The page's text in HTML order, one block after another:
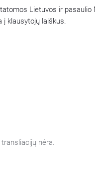
Lietuvos ir
į klausytojų laiškus.
nėra.